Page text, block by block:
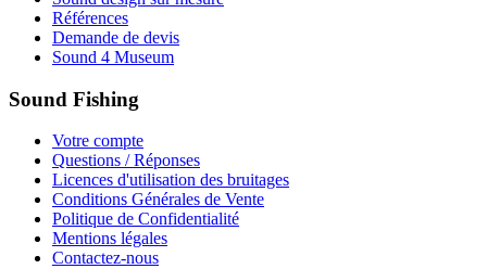
Références
Demande de devis
Sound 4 Museum
Sound Fishing
Votre compte
Questions / Réponses
Licences d'utilisation des bruitages
Conditions Générales de Vente
Politique de Confidentialité
Mentions légales
Contactez-nous